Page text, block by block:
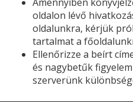
oldalon lévő
oldalunkra, kérjük
tartalmat a
Ellenőrizze a beírt
és nagybetűk
szerverünk